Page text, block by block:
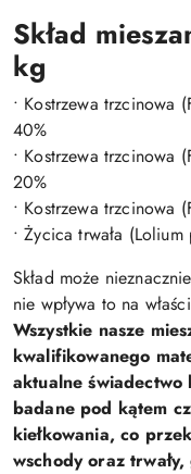
Skład
kg
• Kostrzewa trzcinowa
40%
• Kostrzewa trzcinowa
20%
• Kostrzewa trzcinowa
• Życica trwała
Skład może
nie wpływa to na
Wszystkie nasze
kwalifikowanego
aktualne
badane pod kątem
kiełkowania, co
wschody oraz